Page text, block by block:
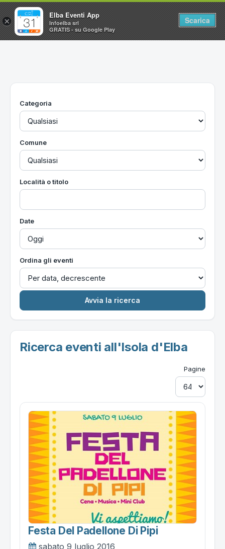
Home
Utilità
Categoria
Comune
Località o titolo
Date
Ordina gli eventi
Ricerca eventi all'Isola d'Elba
Pagine
Festa Del Padellone Di Pipi
sabato 9 luglio 2016
×
Elba Eventi App
Infoelba srl
GRATIS - su Google Play
Scarica